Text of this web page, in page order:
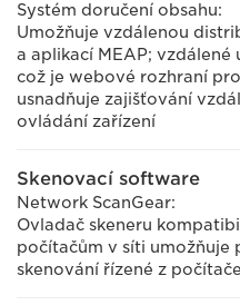
Systém doručení obsahu:
Umožňuje vzdálenou
a aplikací MEAP; vzdálené
což je webové rozhraní
usnadňuje zajišťování
ovládání zařízení
Skenovací software
Network ScanGear:
Ovladač skeneru
počítačům v síti umožňuje
skenování řízené z počítače